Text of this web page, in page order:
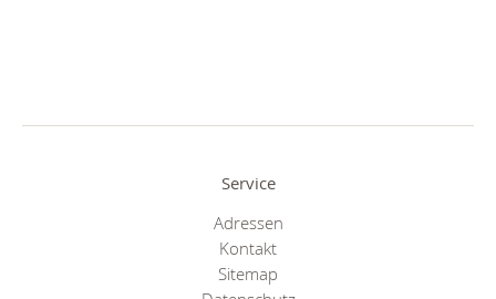
Service
Adressen
Kontakt
Sitemap